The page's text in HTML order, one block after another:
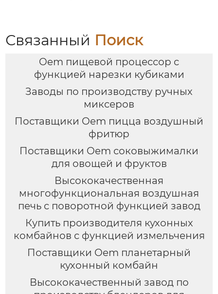
Связанный Поиск
Oem пищевой процессор с
функцией нарезки кубиками
Заводы по производству ручных
миксеров
Поставщики Oem пицца воздушный
фритюр
Поставщики Oem соковыжималки
для овощей и фруктов
Высококачественная
многофункциональная воздушная
печь с поворотной функцией завод
Купить производителя кухонных
комбайнов с функцией измельчения
Поставщики Oem планетарный
кухонный комбайн
Высококачественный завод по